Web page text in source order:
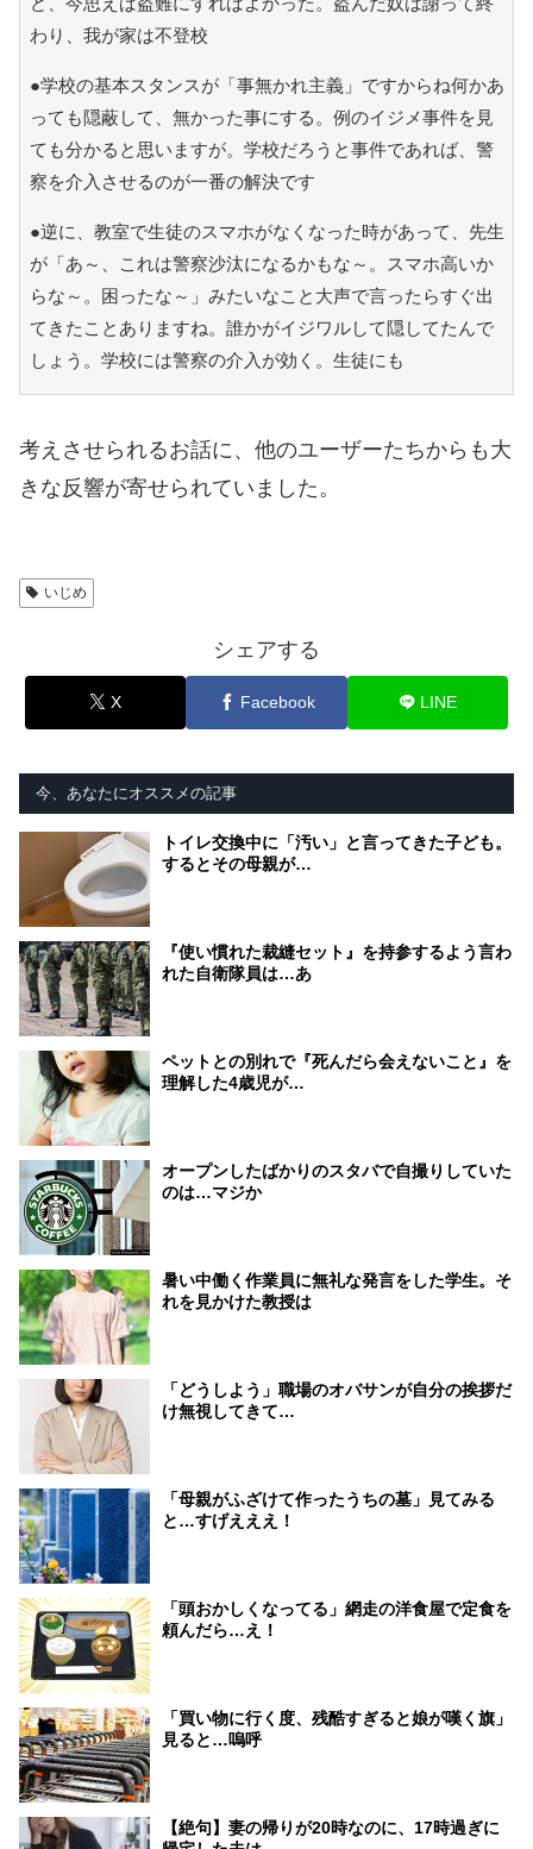
わり、我が家は不登校
●学校の基本スタンスが「事無かれ主義」ですからね何かあ
っても隠蔽して、無かった事にする。例のイジメ事件を見
ても分かると思いますが。学校だろうと事件であれば、警
察を介入させるのが一番の解決です
●逆に、教室で生徒のスマホがなくなった時があって、先生
が「あ～、これは警察沙汰になるかもな～。スマホ高いか
らな～。困ったな～」みたいなこと大声で言ったらすぐ出
てきたことありますね。誰かがイジワルして隠してたんで
しょう。学校には警察の介入が効く。生徒にも
考えさせられるお話に、他のユーザーたちからも大
きな反響が寄せられていました。
いじめ
シェアする
X Facebook LINE
今、あなたにオススメの記事
トイレ交換中に「汚い」と言ってきた子ども。
するとその母親が…
『使い慣れた裁縫セット』を持参するよう言わ
れた自衛隊員は…あ
ペットとの別れで『死んだら会えないこと』を
理解した4歳児が…
オープンしたばかりのスタバで自撮りしていた
のは…マジか
暑い中働く作業員に無礼な発言をした学生。そ
れを見かけた教授は
「どうしよう」職場のオバサンが自分の挨拶だ
け無視してきて…
「母親がふざけて作ったうちの墓」見てみる
と…すげえええ！
「頭おかしくなってる」網走の洋食屋で定食を
頼んだら…え！
「買い物に行く度、残酷すぎると娘が嘆く旗」
見ると…嗚呼
【絶句】妻の帰りが20時なのに、17時過ぎに